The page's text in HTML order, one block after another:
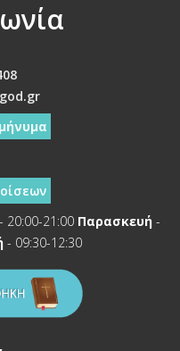
- 20:00-21:00 Παρασκευή -
- 09:30-12:30